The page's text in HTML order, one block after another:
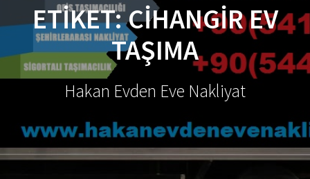
ETIKET:CIHANGIR EV
TAŞIMA
Hakan Evden Eve Nakliyat